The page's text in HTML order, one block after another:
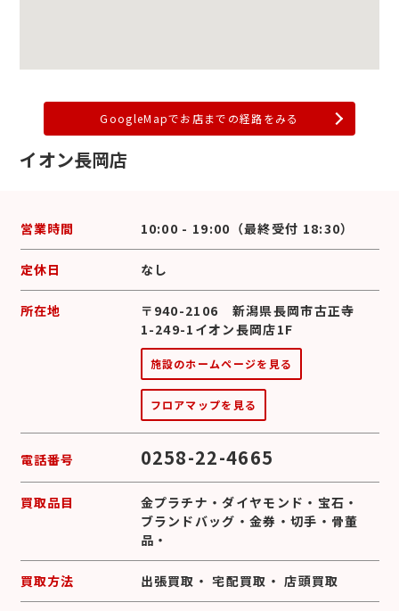
GoogleMapでお店までの経路をみる
イオン長岡店
営業時間 10:00 - 19:00（最終受付 18:30）
定休日 なし
所在地
〒940-2106 新潟県長岡市古正寺
1-249-1イオン長岡店1F
施設のホームページを見る
フロアマップを見る
電話番号 0258-22-4665
買取品目 金プラチナ ・ダイヤモンド ・ 宝石 ・
ブランドバッグ ・金券 ・切手 ・ 骨董
品 ・
買取方法 出張買取 ・宅配買取 ・店頭買取